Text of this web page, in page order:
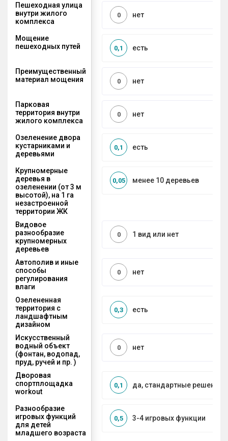
Пешеходная улица
внутри жилого
комплекса
нет
0
Мощение
пешеходных путей
есть
0,1
Преимущественный
материал мощения
нет
0
Парковая
территория внутри
жилого комплекса
нет
0
Озеленение двора
кустарниками и
деревьями
есть
0,1
Крупномерные
деревья в
озеленении (от 3 м
высотой), на 1 га
незастроенной
территории ЖК
менее 10 деревьев
0,05
Видовое
разнообразие
крупномерных
деревьев
1 вид или нет
0
Автополив и иные
способы
регулирования
влаги
нет
0
Озелененная
территория с
ландшафтным
дизайном
есть
0,3
Искусственный
водный объект
(фонтан, водопад,
пруд, ручей и пр. )
нет
0
Дворовая
спортплощадка
workout
да, стандартные решения
0,1
Разнообразие
игровых функций
для детей
младшего возраста
3-4 игровых функции
0,5